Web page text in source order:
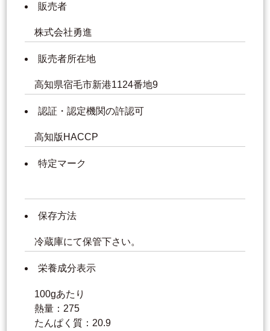
販売者
株式会社勇進
販売者所在地
高知県宿毛市新港1124番地9
認証・認定機関の許認可
高知版HACCP
特定マーク
保存方法
冷蔵庫にて保管下さい。
栄養成分表示
100gあたり
熱量：275
たんぱく質：20.9